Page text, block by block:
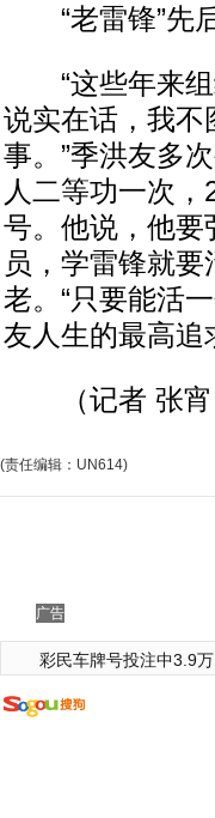
“老雷锋”先
“这些年来组
说实在话，我不
事。”季洪友多
人二等功一次，
号。他说，他要
员，学雷锋就
老。“只要能活
友人生的最高追
（记者 张宵
(责任编辑：UN614)
广告
彩民车牌号投注中3.9万